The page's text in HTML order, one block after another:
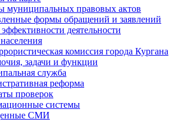
муниципальных правовых актов
формы обращений и заявлений
деятельности
комиссия города Кургана
задачи и функции
служба
реформа
проверок
системы
СМИ